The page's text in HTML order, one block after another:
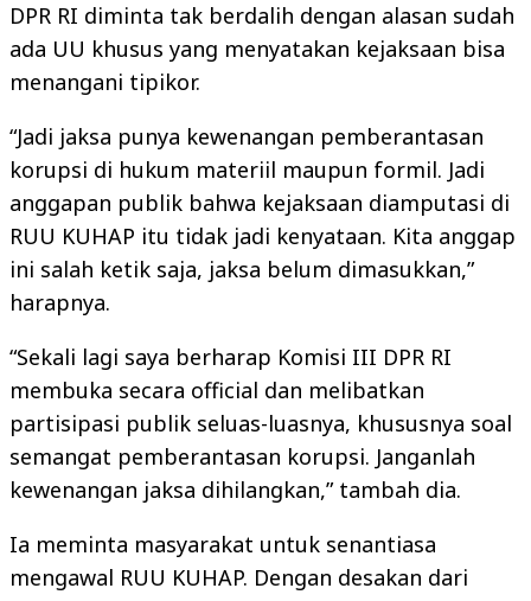
DPR RI diminta tak berdalih dengan alasan sudah
ada UU khusus yang menyatakan kejaksaan bisa
menangani tipikor.
“Jadi jaksa punya kewenangan pemberantasan
korupsi di hukum materiil maupun formil. Jadi
anggapan publik bahwa kejaksaan diamputasi di
RUU KUHAP itu tidak jadi kenyataan. Kita anggap
ini salah ketik saja, jaksa belum dimasukkan,”
harapnya.
“Sekali lagi saya berharap Komisi III DPR RI
membuka secara official dan melibatkan
partisipasi publik seluas-luasnya, khususnya soal
semangat pemberantasan korupsi. Janganlah
kewenangan jaksa dihilangkan,” tambah dia.
Ia meminta masyarakat untuk senantiasa
mengawal RUU KUHAP. Dengan desakan dari